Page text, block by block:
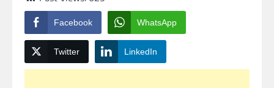
Facebook WhatsApp
Twitter LinkedIn